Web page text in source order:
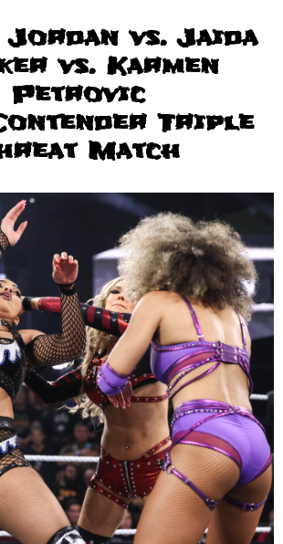
vs. Jaida
vs. Karmen
Petrovic
Triple
Match